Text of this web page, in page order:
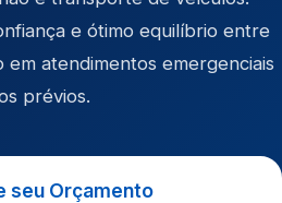
e ótimo equilíbrio entre
atendimentos emergenciais
prévios.
seu Orçamento